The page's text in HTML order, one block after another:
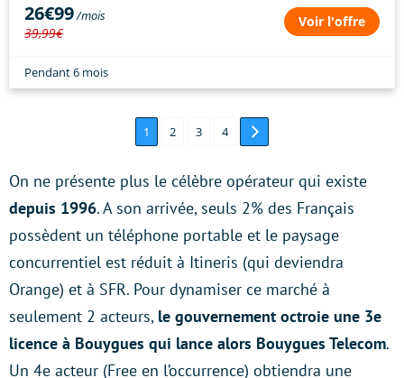
26€99
39,99€
Voir l'offre
Pendant 6 mois
1 2 3 4
On ne présente plus le célèbre opérateur qui existe
depuis 1996. A son arrivée, seuls 2% des Français
possèdent un téléphone portable et le paysage
concurrentiel est réduit à Itineris (qui deviendra
Orange) et à SFR. Pour dynamiser ce marché à
seulement 2 acteurs, le gouvernement octroie une 3e
licence à Bouygues qui lance alors Bouygues Telecom.
Un 4e acteur (Free en l’occurrence) obtiendra une